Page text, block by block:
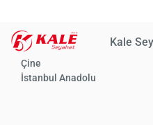
Kale
Çine
İstanbul Anadolu